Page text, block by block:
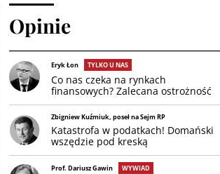
Opinie
Eryk Łon TYLKO U NAS
Co nas czeka na rynkach
finansowych? Zalecana ostrożność
Zbigniew Kuźmiuk, poseł na Sejm RP
Katastrofa w podatkach! Domański
wszędzie pod kreską
Prof. Dariusz Gawin WYWIAD